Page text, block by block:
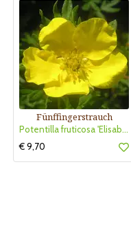
Fünffingerstrauch
Potentilla fruticosa 'Elisabeth'
€ 9,70